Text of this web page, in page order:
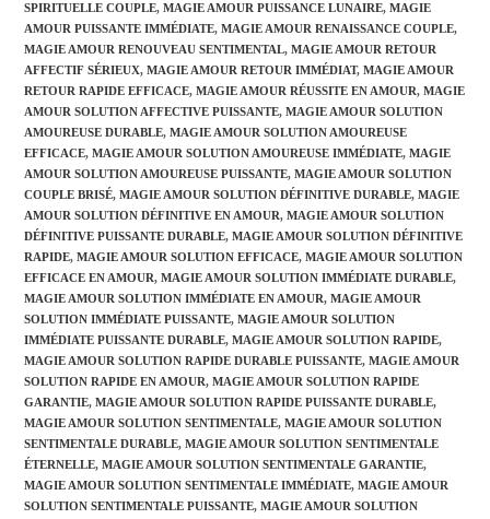
SPIRITUELLE COUPLE, MAGIE AMOUR PUISSANCE LUNAIRE, MAGIE
AMOUR PUISSANTE IMMÉDIATE, MAGIE AMOUR RENAISSANCE COUPLE,
MAGIE AMOUR RENOUVEAU SENTIMENTAL, MAGIE AMOUR RETOUR
AFFECTIF SÉRIEUX, MAGIE AMOUR RETOUR IMMÉDIAT, MAGIE AMOUR
RETOUR RAPIDE EFFICACE, MAGIE AMOUR RÉUSSITE EN AMOUR, MAGIE
AMOUR SOLUTION AFFECTIVE PUISSANTE, MAGIE AMOUR SOLUTION
AMOUREUSE DURABLE, MAGIE AMOUR SOLUTION AMOUREUSE
EFFICACE, MAGIE AMOUR SOLUTION AMOUREUSE IMMÉDIATE, MAGIE
AMOUR SOLUTION AMOUREUSE PUISSANTE, MAGIE AMOUR SOLUTION
COUPLE BRISÉ, MAGIE AMOUR SOLUTION DÉFINITIVE DURABLE, MAGIE
AMOUR SOLUTION DÉFINITIVE EN AMOUR, MAGIE AMOUR SOLUTION
DÉFINITIVE PUISSANTE DURABLE, MAGIE AMOUR SOLUTION DÉFINITIVE
RAPIDE, MAGIE AMOUR SOLUTION EFFICACE, MAGIE AMOUR SOLUTION
EFFICACE EN AMOUR, MAGIE AMOUR SOLUTION IMMÉDIATE DURABLE,
MAGIE AMOUR SOLUTION IMMÉDIATE EN AMOUR, MAGIE AMOUR
SOLUTION IMMÉDIATE PUISSANTE, MAGIE AMOUR SOLUTION
IMMÉDIATE PUISSANTE DURABLE, MAGIE AMOUR SOLUTION RAPIDE,
MAGIE AMOUR SOLUTION RAPIDE DURABLE PUISSANTE, MAGIE AMOUR
SOLUTION RAPIDE EN AMOUR, MAGIE AMOUR SOLUTION RAPIDE
GARANTIE, MAGIE AMOUR SOLUTION RAPIDE PUISSANTE DURABLE,
MAGIE AMOUR SOLUTION SENTIMENTALE, MAGIE AMOUR SOLUTION
SENTIMENTALE DURABLE, MAGIE AMOUR SOLUTION SENTIMENTALE
ÉTERNELLE, MAGIE AMOUR SOLUTION SENTIMENTALE GARANTIE,
MAGIE AMOUR SOLUTION SENTIMENTALE IMMÉDIATE, MAGIE AMOUR
SOLUTION SENTIMENTALE PUISSANTE, MAGIE AMOUR SOLUTION